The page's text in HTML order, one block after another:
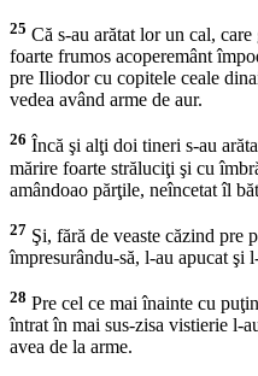
25 Că s-au arătat lor un cal,
foarte frumos acoperemânt
pre Iliodor cu copitele ceale
vedea având arme de aur.
26 Încă şi alţi doi tineri s-au
mărire foarte străluciţi şi cu
amândoao părţile, neîncetat îl
27 Şi, fără de veaste căzind pre
împresurându-să, l-au apucat şi
28 Pre cel ce mai înainte cu
întrat în mai sus-zisa vistierie l-
avea de la arme.